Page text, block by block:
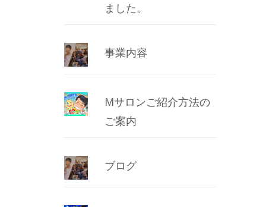
ました。
事業内容
Mサロンご紹介方法の
ご案内
ブログ